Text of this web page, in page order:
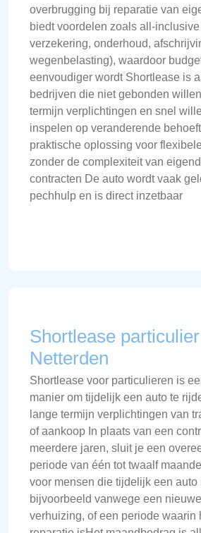
overbrugging bij reparatie van
biedt voordelen zoals all-
verzekering, onderhoud,
wegenbelasting), waardoor
eenvoudiger wordt Shortlease is
bedrijven die niet gebonden
termijn verplichtingen en snel
inspelen op veranderende
praktische oplossing voor
zonder de complexiteit van
contracten De auto wordt vaak
pechhulp en is direct inzetbaar
Shortlease
Netterden
Shortlease voor particulieren is
manier om tijdelijk een auto te
lange termijn verplichtingen van
of aankoop In plaats van een
meerdere jaren, sluit je een
periode van één tot twaalf
voor mensen die tijdelijk een auto
bijvoorbeeld vanwege een
verhuizing, of een periode waarin